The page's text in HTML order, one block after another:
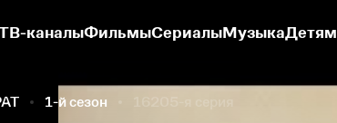
каналыФильмыСериалыМузыкаДетям
1-й сезон